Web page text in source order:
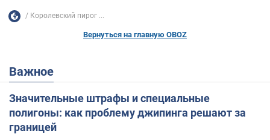
Королевский пирог ...
Вернуться на главную OBOZ
Важное
Значительные штрафы и специальные
полигоны: как проблему джипинга решают за
границей